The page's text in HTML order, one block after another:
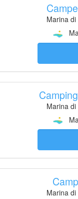
Marina
Marina
Marina